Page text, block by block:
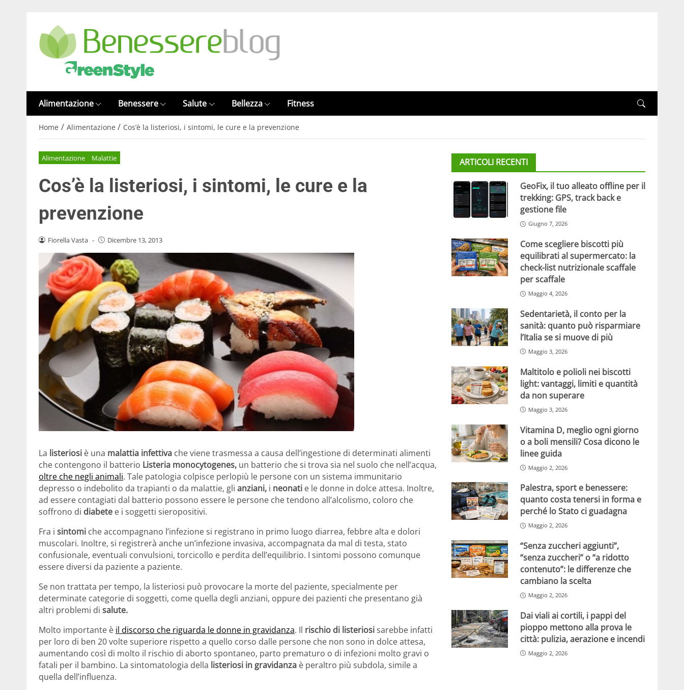
Alimentazione Benessere Salute Bellezza Fitness
Home / Alimentazione / Cos’è la listeriosi, i sintomi, le cure e la prevenzione
Alimentazione Malattie
Cos’è la listeriosi, i sintomi, le cure e la
prevenzione
Fiorella Vasta - Dicembre 13, 2013
La listeriosi è una malattia infettiva che viene trasmessa a causa dell’ingestione di determinati alimenti
che contengono il batterio Listeria monocytogenes, un batterio che si trova sia nel suolo che nell’acqua,
oltre che negli animali. Tale patologia colpisce perlopiù le persone con un sistema immunitario
depresso o indebolito da trapianti o da malattie, gli anziani, i neonati e le donne in dolce attesa. Inoltre,
ad essere contagiati dal batterio possono essere le persone che tendono all’alcolismo, coloro che
soffrono di diabete e i soggetti sieropositivi.
Fra i sintomi che accompagnano l’infezione si registrano in primo luogo diarrea, febbre alta e dolori
muscolari. Inoltre, si registrerà anche un’infezione invasiva, accompagnata da mal di testa, stato
confusionale, eventuali convulsioni, torcicollo e perdita dell’equilibrio. I sintomi possono comunque
essere diversi da paziente a paziente.
Se non trattata per tempo, la listeriosi può provocare la morte del paziente, specialmente per
determinate categorie di soggetti, come quella degli anziani, oppure dei pazienti che presentano già
altri problemi di salute.
Molto importante è il discorso che riguarda le donne in gravidanza. Il rischio di listeriosisarebbe infatti
per loro di ben 20 volte superiore rispetto a quello corso dalle persone che non sono in dolce attesa,
aumentando così di molto il rischio di aborto spontaneo, parto prematuro o di infezioni molto gravi o
fatali per il bambino. La sintomatologia della listeriosi in gravidanza è peraltro più subdola, simile a
quella dell’influenza.
ARTICOLI RECENTI
GeoFix, il tuo alleato offline per il
trekking: GPS, track back e
gestione file
Giugno 7, 2026
Come scegliere biscotti più
equilibrati al supermercato: la
check-list nutrizionale scaffale
per scaffale
Maggio 4, 2026
Sedentarietà, il conto per la
sanità: quanto può risparmiare
l’Italia se si muove di più
Maggio 3, 2026
Maltitolo e polioli nei biscotti
light: vantaggi, limiti e quantità
da non superare
Maggio 3, 2026
Vitamina D, meglio ogni giorno
o a boli mensili? Cosa dicono le
linee guida
Maggio 2, 2026
Palestra, sport e benessere:
quanto costa tenersi in forma e
perché lo Stato ci guadagna
Maggio 2, 2026
“Senza zuccheri aggiunti”,
“senza zuccheri” o “a ridotto
contenuto”: le differenze che
cambiano la scelta
Maggio 2, 2026
Dai viali ai cortili, i pappi del
pioppo mettono alla prova le
città: pulizia, aerazione e incendi
Maggio 2, 2026